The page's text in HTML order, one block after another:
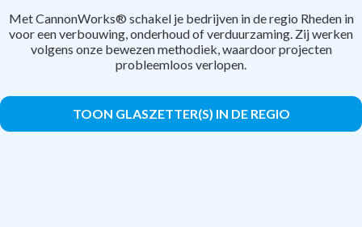
Met CannonWorks® schakel je bedrijven in de regio Rheden in
voor een verbouwing, onderhoud of verduurzaming. Zij werken
volgens onze bewezen methodiek, waardoor projecten
probleemloos verlopen.
TOON GLASZETTER(S) IN DE REGIO